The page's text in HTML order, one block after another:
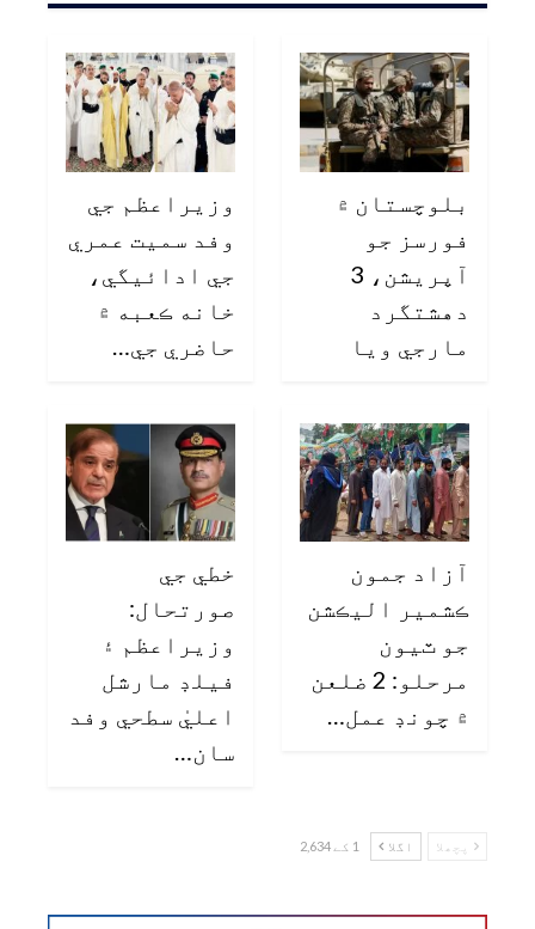
بلوچستان ۾
فورسز جو
آپريشن، 3
دهشتگرد
مارجي ويا
وزيراعظم جي
وفد سميت عمري
جي ادائيگي،
خانه ڪعبه ۾
حاضري جي…
آزاد جمون
ڪشمير اليڪشن
جو ٽيون
مرحلو: 2 ضلعن
۾ چونڊ عمل…
خطي جي
صورتحال:
وزيراعظم ۽
فيلڊ مارشل
اعليٰ سطحي وفد
سان…
پچھلا اگلا 1 کے 2,634